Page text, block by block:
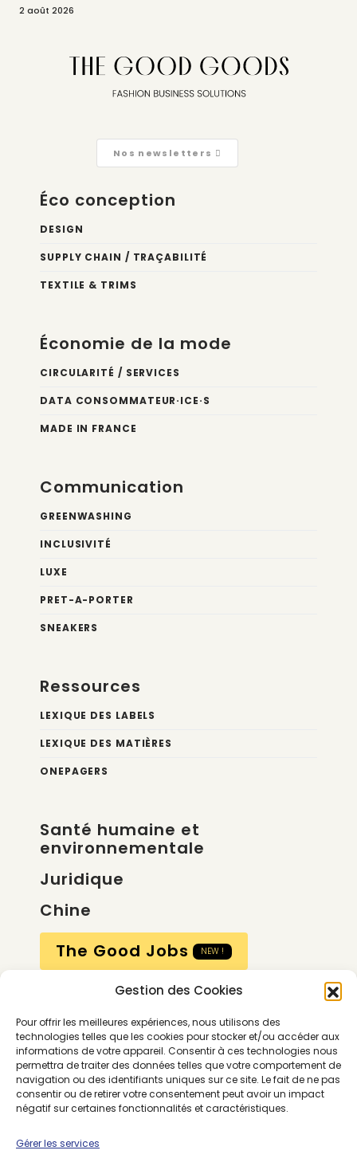
Gestion des Cookies
Pour offrir les meilleures expériences, nous utilisons des
technologies telles que les cookies pour stocker et/ou accéder aux
informations de votre appareil. Consentir à ces technologies nous
permettra de traiter des données telles que votre comportement de
navigation ou des identifiants uniques sur ce site. Le fait de ne pas
consentir ou de retirer votre consentement peut avoir un impact
négatif sur certaines fonctionnalités et caractéristiques.
Gérer les services
2 août 2026
Nos newsletters
Éco conception
DESIGN
SUPPLY CHAIN / TRAÇABILITÉ
TEXTILE & TRIMS
Économie de la mode
CIRCULARITÉ / SERVICES
DATA CONSOMMATEUR·ICE·S
MADE IN FRANCE
Communication
GREENWASHING
INCLUSIVITÉ
LUXE
PRET-A-PORTER
SNEAKERS
Ressources
LEXIQUE DES LABELS
LEXIQUE DES MATIÈRES
ONEPAGERS
Santé humaine et
environnementale
Juridique
Chine
The Good Jobs
NEW !
Compte
Calendrier
Contactez-nous